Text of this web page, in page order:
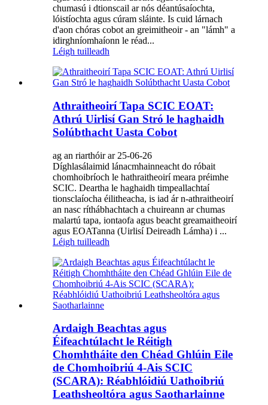
chumasú i dtionscail ar nós déantúsaíochta,
lóistíochta agus cúram sláinte. Is cuid lárnach
d'aon chóras cobot an greimitheoir - an "lámh" a
idirghníomhaíonn le réad...
Léigh tuilleadh
Athraitheoirí Tapa SCIC EOAT:
Athrú Uirlisí Gan Stró le haghaidh
Solúbthacht Uasta Cobot
ag an riarthóir ar 25-06-26
Díghlasálaimid lánacmhainneacht do róbait
chomhoibríoch le hathraitheoirí meara préimhe
SCIC. Deartha le haghaidh timpeallachtaí
tionsclaíocha éilitheacha, is iad ár n-athraitheoirí
an nasc ríthábhachtach a chuireann ar chumas
malartú tapa, iontaofa agus beacht greamaitheoirí
agus EOATanna (Uirlisí Deireadh Lámha) i ...
Léigh tuilleadh
Ardaigh Beachtas agus
Éifeachtúlacht le Réitigh
Chomhtháite den Chéad Ghlúin Eile
de Chomhoibriú 4-Ais SCIC
(SCARA): Réabhlóidiú Uathoibriú
Leathsheoltóra agus Saotharlainne